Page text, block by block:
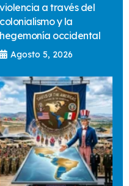
violencia a través del
colonialismo y la
hegemonía occidental
Agosto 5, 2026